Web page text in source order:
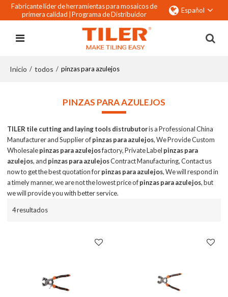
Fabricante líder de herramientas para mosaicos de
primera calidad | Programa de Distribuidor Español
Inicio / todos / pinzas para azulejos
PINZAS PARA AZULEJOS
TILER tile cutting and laying tools distrubutoris a Professional China
Manufacturer and Supplier ofpinzas para azulejos, We Provide Custom
Wholesalepinzas para azulejosfactory, Private Label pinzas para
azulejos, and pinzas para azulejosContract Manufacturing, Contact us
now to get the best quotation forpinzas para azulejos, We will respond in
a timely manner, we are not the lowest price ofpinzas para azulejos, but
we will provide you with better service.
4 resultados